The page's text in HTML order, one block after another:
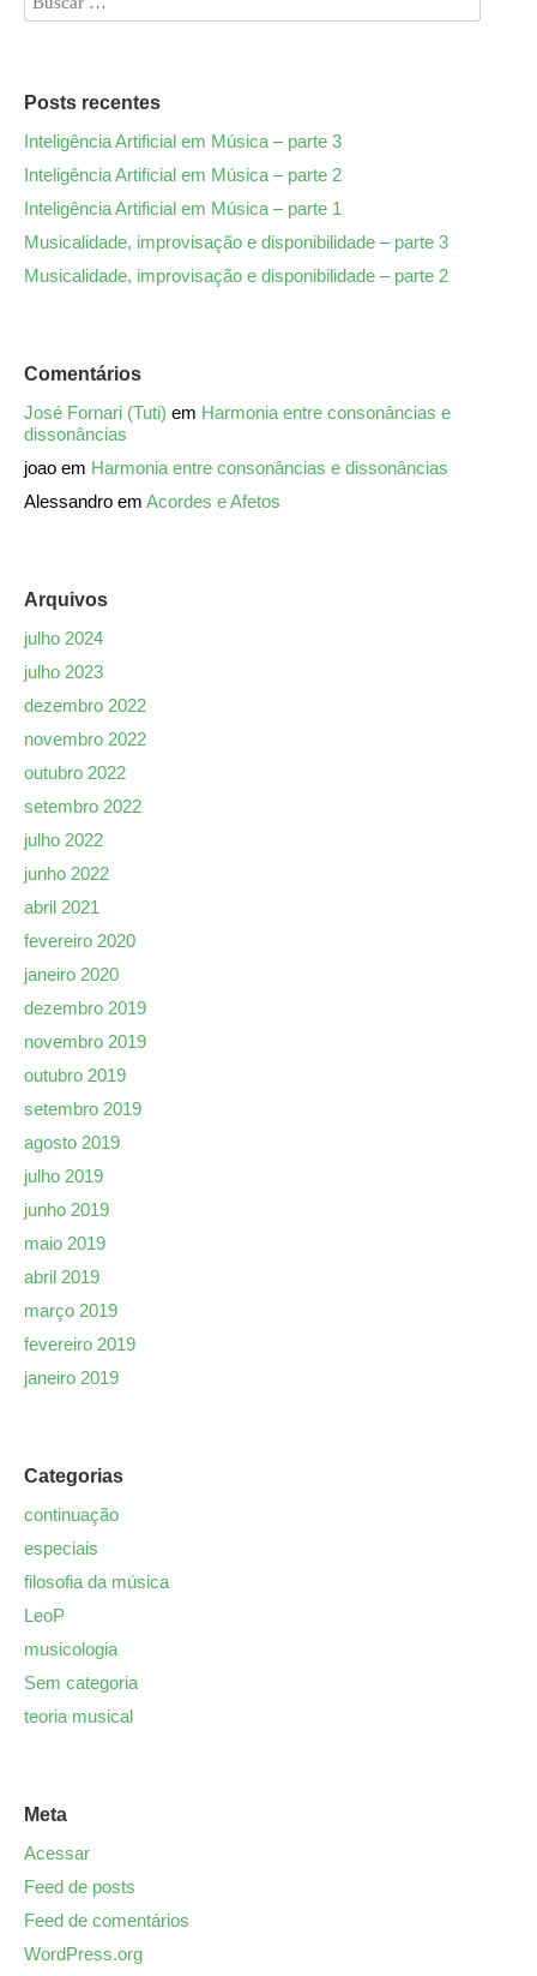
Posts recentes
Inteligência Artificial em Música – parte 3
Inteligência Artificial em Música – parte 2
Inteligência Artificial em Música – parte 1
Musicalidade, improvisação e disponibilidade – parte 3
Musicalidade, improvisação e disponibilidade – parte 2
Comentários
José Fornari (Tuti) em Harmonia entre consonâncias e
dissonâncias
joao em Harmonia entre consonâncias e dissonâncias
Alessandro em Acordes e Afetos
Arquivos
julho 2024
julho 2023
dezembro 2022
novembro 2022
outubro 2022
setembro 2022
julho 2022
junho 2022
abril 2021
fevereiro 2020
janeiro 2020
dezembro 2019
novembro 2019
outubro 2019
setembro 2019
agosto 2019
julho 2019
junho 2019
maio 2019
abril 2019
março 2019
fevereiro 2019
janeiro 2019
Categorias
continuação
especiais
filosofia da música
LeoP
musicologia
Sem categoria
teoria musical
Meta
Acessar
Feed de posts
Feed de comentários
WordPress.org